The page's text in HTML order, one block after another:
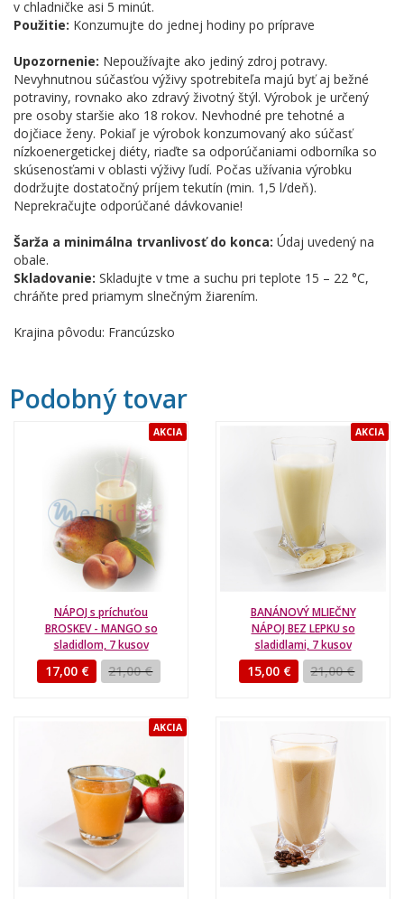
v chladničke asi 5 minút.
Použitie: Konzumujte do jednej hodiny po príprave
Upozornenie: Nepoužívajte ako jediný zdroj potravy.
Nevyhnutnou súčasťou výživy spotrebiteľa majú byť aj bežné
potraviny, rovnako ako zdravý životný štýl. Výrobok je určený
pre osoby staršie ako 18 rokov. Nevhodné pre tehotné a
dojčiace ženy. Pokiaľ je výrobok konzumovaný ako súčasť
nízkoenergetickej diéty, riaďte sa odporúčaniami odborníka so
skúsenosťami v oblasti výživy ľudí. Počas užívania výrobku
dodržujte dostatočný príjem tekutín (min. 1,5 l/deň).
Neprekračujte odporúčané dávkovanie!
Šarža a minimálna trvanlivosť do konca: Údaj uvedený na
obale.
Skladovanie: Skladujte v tme a suchu pri teplote 15 – 22 °C,
chráňte pred priamym slnečným žiarením.
Krajina pôvodu: Francúzsko
Podobný tovar
AKCIA
NÁPOJ s príchuťou
BROSKEV - MANGO so
sladidlom, 7 kusov
17,00 € 21,00 €
AKCIA
BANÁNOVÝ MLIEČNY
NÁPOJ BEZ LEPKU so
sladidlami, 7 kusov
15,00 € 21,00 €
AKCIA